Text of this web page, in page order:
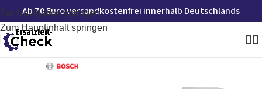
Zur Navigation springen
Zum Hauptinhalt springen
Ab 70 Euro versandkostenfrei innerhalb Deutschlands